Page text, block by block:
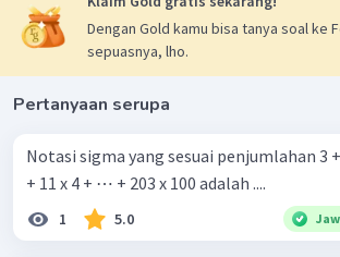
Dengan Gold kamu bisa tanya soal ke
sepuasnya, lho.
Pertanyaan serupa
Notasi sigma yang sesuai penjumlahan 3 +
+ 11 x 4 + ⋯ + 203 x 100 adalah ....
1 5.0